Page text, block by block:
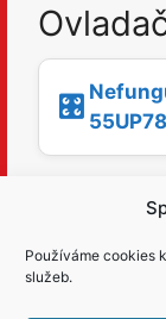
🎛️
▶️
Používáme cookies
služeb.